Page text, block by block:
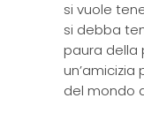
si vuole
si debba
paura della
del mondo